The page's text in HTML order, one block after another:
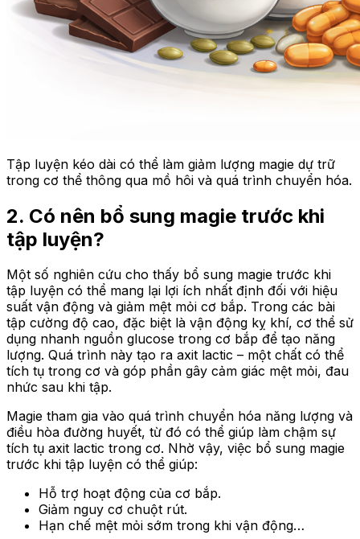
Tập luyện kéo dài có thể làm giảm lượng magie dự trữ
trong cơ thể thông qua mồ hôi và quá trình chuyển hóa.
2. Có nên bổ sung magie trước khi
tập luyện?
Một số nghiên cứu cho thấy bổ sung magie trước khi
tập luyện có thể mang lại lợi ích nhất định đối với hiệu
suất vận động và giảm mệt mỏi cơ bắp. Trong các bài
tập cường độ cao, đặc biệt là vận động kỵ khí, cơ thể sử
dụng nhanh nguồn glucose trong cơ bắp để tạo năng
lượng. Quá trình này tạo ra axit lactic – một chất có thể
tích tụ trong cơ và góp phần gây cảm giác mệt mỏi, đau
nhức sau khi tập.
Magie tham gia vào quá trình chuyển hóa năng lượng và
điều hòa đường huyết, từ đó có thể giúp làm chậm sự
tích tụ axit lactic trong cơ. Nhờ vậy, việc bổ sung magie
trước khi tập luyện có thể giúp:
Hỗ trợ hoạt động của cơ bắp.
Giảm nguy cơ chuột rút.
Hạn chế mệt mỏi sớm trong khi vận động…